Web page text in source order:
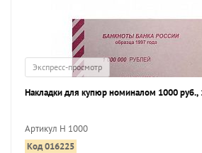
Экспресс-просмотр
Накладки для купюр номиналом 1000 руб.,
Артикул Н 1000
Код 016225